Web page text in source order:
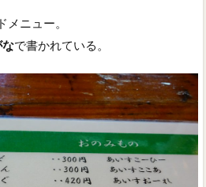
ニュー。
なで書かれている。